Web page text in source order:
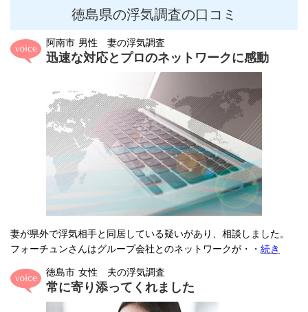
徳島県の浮気調査の口コミ
阿南市 男性 妻の浮気調査
迅速な対応とプロのネットワークに感動
妻が県外で浮気相手と同居している疑いがあり、相談しました。
フォーチュンさんはグループ会社とのネットワークが ・・ 続き
徳島市 女性 夫の浮気調査
常に寄り添ってくれました